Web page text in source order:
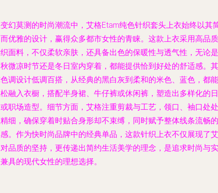
幻莫测的时尚潮流中，艾格Etam纯色针织套头上衣始终以其
优雅的设计，赢得众多都市女性的青睐。这款上衣采用高品质
面料，不仅柔软亲肤，还具备出色的保暖性与透气性，无论是
微凉时节还是冬日室内穿着，都能提供恰到好处的舒适感。其
调设计低调百搭，从经典的黑白灰到柔和的米色、蓝色，都能
融入衣橱，搭配半身裙、牛仔裤或休闲裤，塑造出多样化的日
职场造型。细节方面，艾格注重剪裁与工艺，领口、袖口处处
细，确保穿着时贴合身形却不束缚，同时赋予整体线条流畅的
。作为快时尚品牌中的经典单品，这款针织上衣不仅展现了艾
品质的坚持，更传递出简约生活美学的理念，是追求时尚与实
具的现代女性的理想选择。